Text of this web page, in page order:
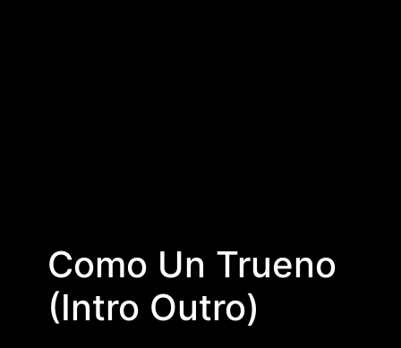
Como Un Trueno
(Intro Outro)